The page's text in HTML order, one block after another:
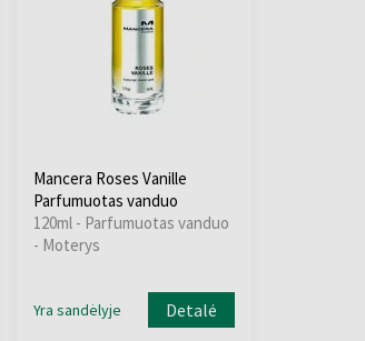
Mancera Roses Vanille
Parfumuotas vanduo
120ml - Parfumuotas vanduo
- Moterys
Yra sandėlyje Detalė